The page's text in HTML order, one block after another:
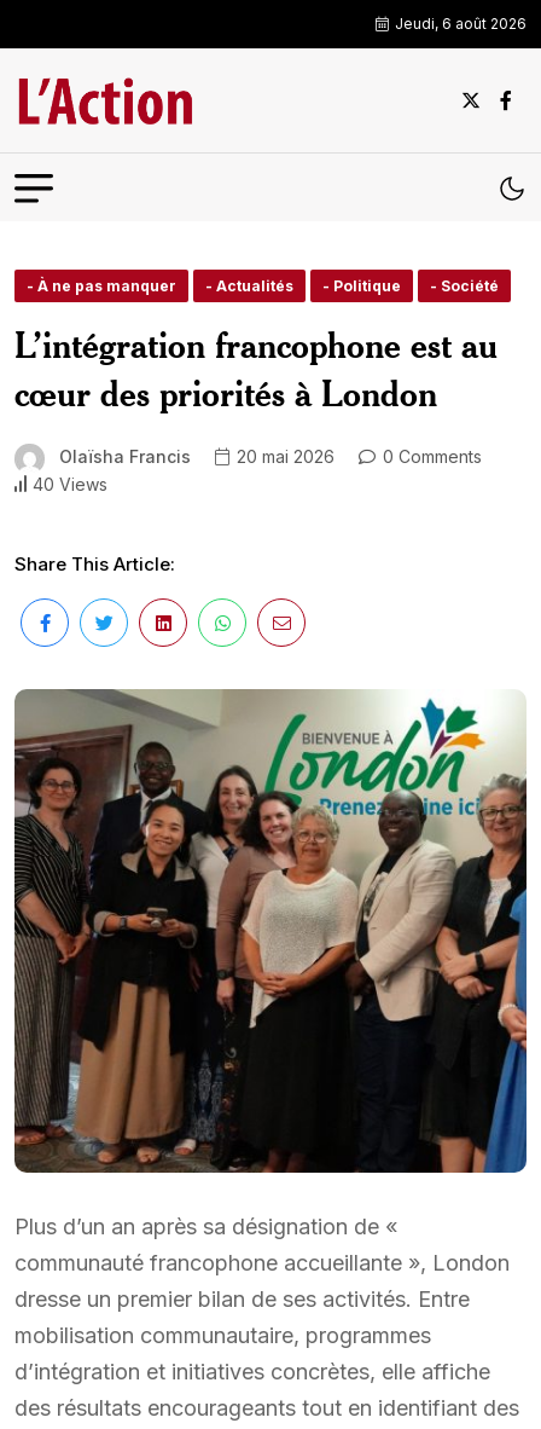
Jeudi, 6 août 2026
- À ne pas manquer - Actualités - Politique - Société
L’intégration francophone est au
cœur des priorités à London
Olaïsha Francis 20 mai 2026
0 Comments
40 Views
Share This Article:
Plus d’un an après sa désignation de «
communauté francophone accueillante », London
dresse un premier bilan de ses activités. Entre
mobilisation communautaire, programmes
d’intégration et initiatives concrètes, elle affiche
des résultats encourageants tout en identifiant des